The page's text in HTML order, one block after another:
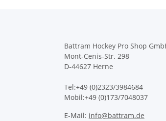
Battram Hockey Pro Shop
Mont-Cenis-Str. 298
D-44627 Herne
Tel:+49 (0)2323/3984684
Mobil:+49 (0)173/7048037
E-Mail: info@battram.de